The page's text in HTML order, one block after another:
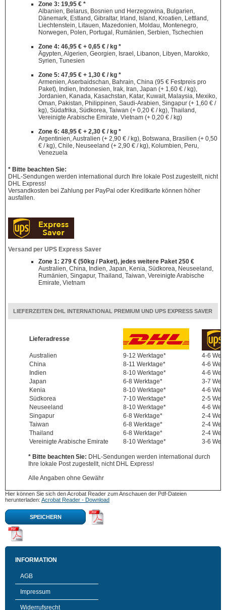
Zone 3: 19,95 € *
Albanien, Belarus, Bosnien und Herzegowina, Bulgarien,
Dänemark, Estland, Gibraltar, Irland, Island, Kroatien, Lettland,
Liechtenstein, Litauen, Mazedonien, Moldau, Montenegro,
Norwegen, Polen, Portugal, Rumänien, Serbien, Tschechien
Zone 4: 46,95 € + 0,65 € / kg *
Ägypten, Algerien, Georgien, Israel, Libanon, Libyen, Marokko,
Syrien, Tunesien
Zone 5: 47,95 € + 1,30 € / kg *
Armenien, Aserbaidschan, Bahrain, China (95 € Festpreis pro
Paket), Indien, Indonesien, Irak, Iran, Japan (+ 1,60 € / kg),
Jordanien, Kanada, Kasachstan, Katar, Kuwait, Malaysia, Mexiko,
Oman, Pakistan, Philippinen, Saudi-Arabien, Singapur (+ 1,60 € /
kg), Südafrika, Südkorea, Taiwan (+ 0,20 € / kg), Thailand,
Vereinigte Arabische Emirate, Vietnam (+ 0,20 € / kg)
Zone 6: 48,95 € + 2,30 € / kg *
Argentinien, Australien (+ 2,90 € / kg), Botswana, Brasilien (+ 0,50
€ / kg), Chile, Neuseeland (+ 2,90 € / kg), Kolumbien, Peru,
Venezuela
* Bitte beachten Sie:
DHL-Sendungen werden international durch Ihre lokale Post zugestellt, nicht
DHL Express!
Versandkosten bei Zahlung per PayPal oder Kreditkarte können höher
ausfallen.
Versand per UPS Express Saver
Zone 1: 279 € (50kg / Paket), jedes weitere Paket 250 €
Australien, China, Indien, Japan, Kenia, Südkorea, Neuseeland,
Rumänien, Singapur, Thailand, Taiwan, Vereinigte Arabische
Emirate, Vietnam
LIEFERZEITEN DHL INTERNATIONAL PREMIUM UND UPS EXPRESS SAVER
Lieferadresse
Australien 9-12 Werktage*
4-6
China
8-11 Werktage*
4-6
Indien
8-10 Werktage*
4-6
Japan
6-8 Werktage*
3-7
Kenia
8-10 Werktage*
4-6
Südkorea
7-10 Werktage*
2-5
Neuseeland
8-10 Werktage*
4-6
Singapur
6-8 Werktage*
2-4
Taiwan
6-8 Werktage*
2-4
Thailand
6-8 Werktage*
2-4
Vereinigte Arabische Emirate
8-10 Werktage* 3-6
* Bitte beachten Sie: DHL-Sendungen werden international durch
Ihre lokale Post zugestellt, nicht DHL Express!
Alle Angaben ohne Gewähr
Hier können Sie sich den Acrobat Reader zum Anschauen der Pdf-Dateien
herunterladen: Acrobat Reader - Download
SPEICHERN
INFORMATION
AGB
Impressum
Widerrufsrecht